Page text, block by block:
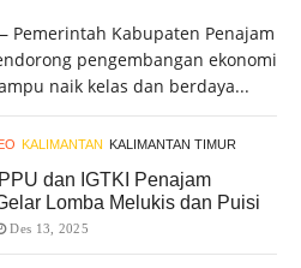
Pemerintah Kabupaten Penajam
pengembangan ekonomi
naik kelas dan berdaya...
KALIMANTAN KALIMANTAN TIMUR
dan IGTKI Penajam
Lomba Melukis dan Puisi
Des 13, 2025